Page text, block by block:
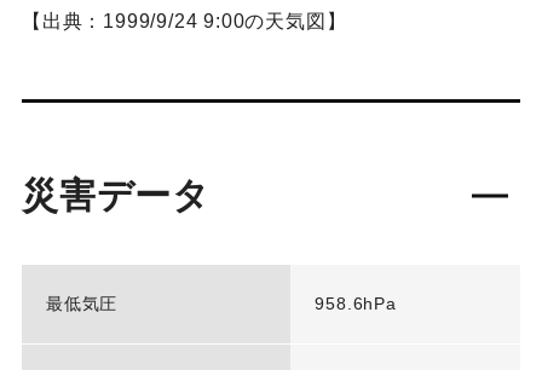
【出典：1999/9/24 9:00の天気図】
災害データ
最低気圧 958.6hPa